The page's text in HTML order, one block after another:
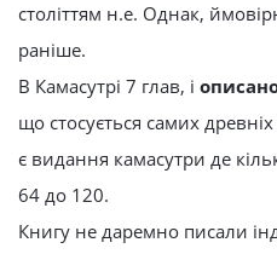
століттям н.е. Однак,
раніше.
В Камасутрі 7 глав, і
що стосується самих
є видання камасутри де
64 до 120.
Книгу не даремно писали